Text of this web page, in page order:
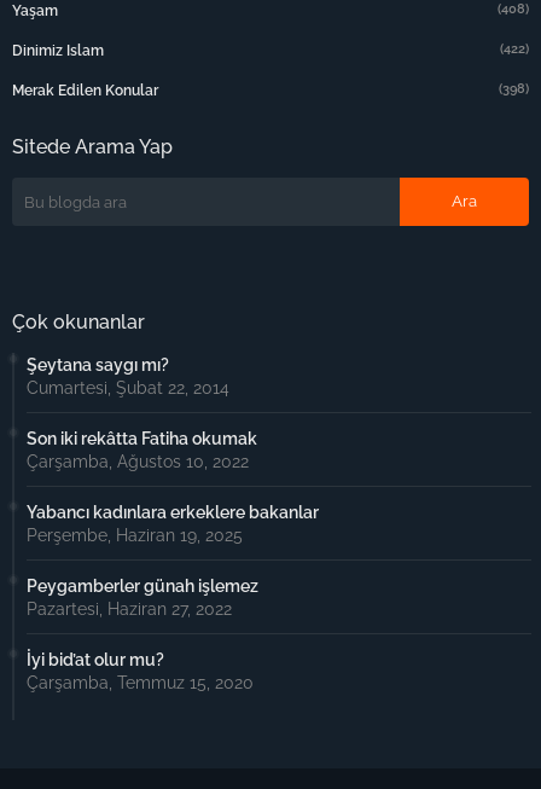
Yaşam (408)
Dinimiz Islam (422)
Merak Edilen Konular (398)
Sitede Arama Yap
Çok okunanlar
Şeytana saygı mı?
Cumartesi, Şubat 22, 2014
Son iki rekâtta Fatiha okumak
Çarşamba, Ağustos 10, 2022
Yabancı kadınlara erkeklere bakanlar
Perşembe, Haziran 19, 2025
Peygamberler günah işlemez
Pazartesi, Haziran 27, 2022
İyi bid’at olur mu?
Çarşamba, Temmuz 15, 2020